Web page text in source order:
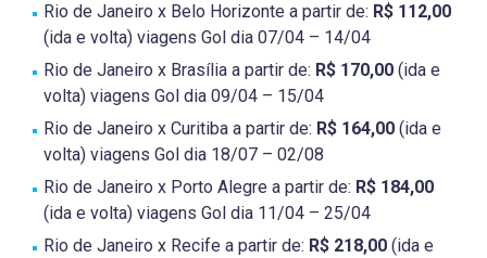
Rio de Janeiro x Belo Horizonte a partir de: R$ 112,00
(ida e volta) viagens Gol dia 07/04 – 14/04
Rio de Janeiro x Brasília a partir de: R$ 170,00 (ida e
volta) viagens Gol dia 09/04 – 15/04
Rio de Janeiro x Curitiba a partir de: R$ 164,00 (ida e
volta) viagens Gol dia 18/07 – 02/08
Rio de Janeiro x Porto Alegre a partir de: R$ 184,00
(ida e volta) viagens Gol dia 11/04 – 25/04
Rio de Janeiro x Recife a partir de: R$ 218,00 (ida e